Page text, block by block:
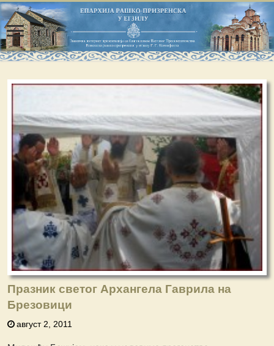
Празник светог Архангела Гаврила на
Брезовици
август 2, 2011